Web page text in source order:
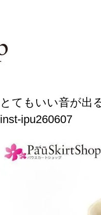
とてもいい音が出
inst-ipu260607